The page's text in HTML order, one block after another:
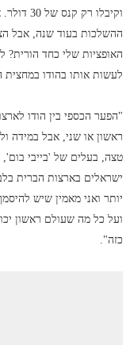
וקיבלו
ההשלכות בעוד שנה, אבל
לעשות אותו בהודו במחצית
"הפער הכספי בין הודו
ראשון או שני, אבל במידה
טצה, בעלים של 'בייבי בום',
ישראלים בארצות הברית
יותר ואני מאמין שיש
ועל כל מה שעולם ראשון
כזה".